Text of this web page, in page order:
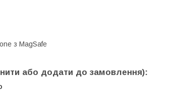
з MagSafe
або додати до замовлення):